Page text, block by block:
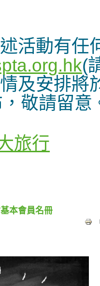
活動有任
(
及安排將
，敬請留意
旅行
本會員名冊